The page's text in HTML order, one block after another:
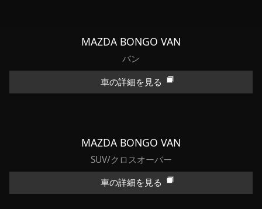
バン
車の詳細を見る
MAZDA BONGO VAN
SUV/クロスオーバー
車の詳細を見る
MAZDA BONGO VAN